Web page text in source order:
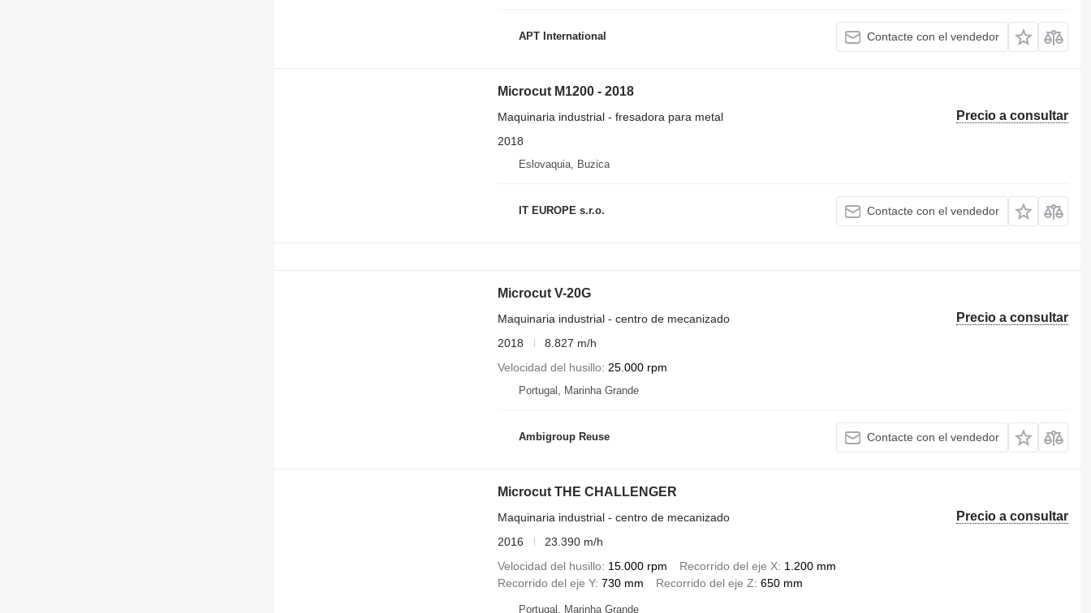
APT International Contacte con el vendedor
Microcut M1200 - 2018
Precio a consultar
Maquinaria industrial - fresadora para metal
2018
Eslovaquia, Buzica
IT EUROPE s.r.o. Contacte con el vendedor
Microcut V-20G
Precio a consultar
Maquinaria industrial - centro de mecanizado
2018
8.827 m/h
Velocidad del husillo
25.000 rpm
Portugal, Marinha Grande
Ambigroup Reuse Contacte con el vendedor
Microcut THE CHALLENGER
Precio a consultar
Maquinaria industrial - centro de mecanizado
2016
23.390 m/h
Velocidad del husillo
15.000 rpm Recorrido del eje X 1.200 mm
Recorrido del eje Y 730 mm Recorrido del eje Z 650 mm
Portugal, Marinha Grande